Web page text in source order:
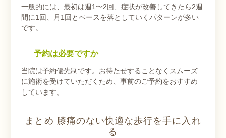
一般的には、最初は週1〜2回、症状が改善してきたら2週
間に1回、月1回とペースを落としていくパターンが多い
です。
予約は必要ですか
当院は予約優先制です。お待たせすることなくスムーズ
に施術を受けていただくため、事前のご予約をおすすめ
しています。
まとめ 膝痛のない快適な歩行を手に入れ
る